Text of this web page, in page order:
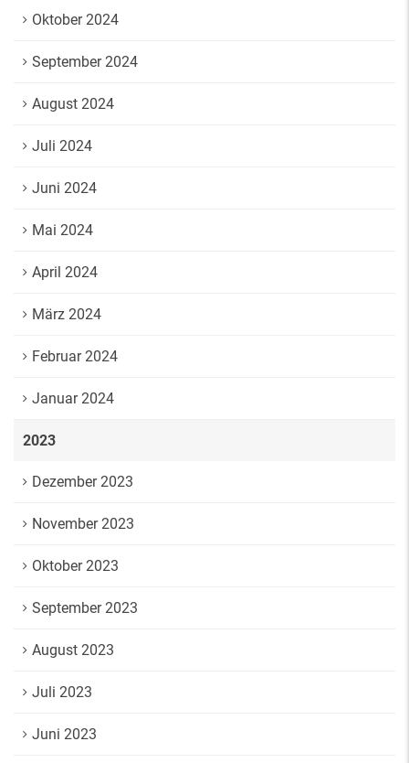
Oktober 2024
September 2024
August 2024
Juli 2024
Juni 2024
Mai 2024
April 2024
März 2024
Februar 2024
Januar 2024
2023
Dezember 2023
November 2023
Oktober 2023
September 2023
August 2023
Juli 2023
Juni 2023